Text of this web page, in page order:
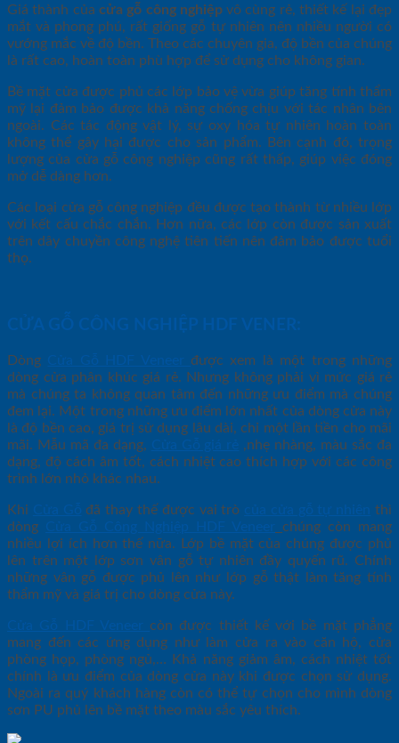
Giá thành của cửa gỗ công nghiệpvô cùng rẻ, thiết kế lại đẹp
mắt và phong phú, rất giống gỗ tự nhiên nên nhiều người có
vướng mắc về độ bền. Theo các chuyên gia, độ bền của chúng
là rất cao, hoàn toàn phù hợp để sử dụng cho không gian.
Bề mặt cửa được phủ các lớp bảo vệ vừa giúp tăng tính thẩm
mỹ lại đảm bảo được khả năng chống chịu với tác nhân bên
ngoài. Các tác động vật lý, sự oxy hóa tự nhiên hoàn toàn
không thể gây hại được cho sản phẩm. Bên cạnh đó, trọng
lượng của cửa gỗ công nghiệp cũng rất thấp, giúp việc đóng
mở dễ dàng hơn.
Các loại cửa gỗ công nghiệp đều được tạo thành từ nhiều lớp
với kết cấu chắc chắn. Hơn nữa, các lớp còn được sản xuất
trên dây chuyền công nghệ tiên tiến nên đảm bảo được tuổi
thọ.
CỬA GỖ CÔNG NGHIỆP HDF VENER:
Dòng Cửa Gỗ HDF Veneer được xem là một trong những
dòng cửa phân khúc giá rẻ. Nhưng không phải vì mức giá rẻ
mà chúng ta không quan tâm đến những ưu điểm mà chúng
đem lại. Một trong những ưu điểm lớn nhất của dòng cửa này
là độ bền cao, giá trị sử dụng lâu dài, chỉ một lần tiền cho mãi
mãi. Mẫu mã đa dạng, Cửa Gỗ giá rẻ
,nhẹ nhàng, màu sắc đa
dạng, độ cách âm tốt, cách nhiệt cao thích hợp với các công
trình lớn nhỏ khác nhau.
Khi Cửa Gỗ đã thay thế được vai trò của cửa gỗ tự nhiên
thì
dòng Cửa Gỗ Công Nghiệp HDF Veneer
chúng còn mang
nhiều lợi ích hơn thế nữa. Lớp bề mặt của chúng được phủ
lên trên một lớp sơn vân gỗ tự nhiên đầy quyến rũ. Chính
những vân gỗ được phủ lên như lớp gỗ thật làm tăng tính
thẩm mỹ và giá trị cho dòng cửa này.
Cửa Gỗ HDF Veneer còn được thiết kế với bề mặt phẳng
mang đến các ứng dụng như làm cửa ra vào căn hộ, cửa
phòng họp, phòng ngủ,… Khả năng giảm âm, cách nhiệt tốt
chính là ưu điểm của dòng cửa này khi được chọn sử dụng.
Ngoài ra quý khách hàng còn có thể tự chọn cho mình dòng
sơn PU phủ lên bề mặt theo màu sắc yêu thích.